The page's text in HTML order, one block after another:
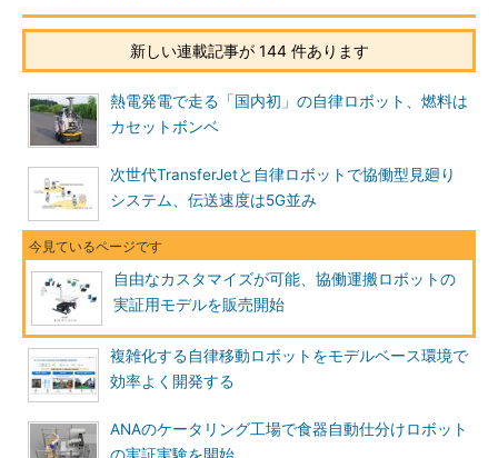
新しい連載記事が 144 件あります
熱電発電で走る「国内初」の自律ロボット、燃料は
カセットボンベ
次世代TransferJetと自律ロボットで協働型見廻り
システム、伝送速度は5G並み
自由なカスタマイズが可能、協働運搬ロボットの
実証用モデルを販売開始
複雑化する自律移動ロボットをモデルベース環境で
効率よく開発する
ANAのケータリング工場で食器自動仕分けロボット